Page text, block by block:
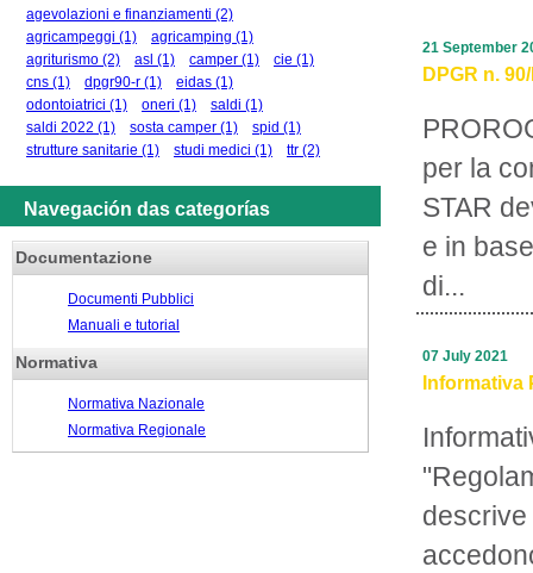
agevolazioni e finanziamenti (2)
agricampeggi (1) agricamping (1)
agriturismo (2) asl (1) camper (1) cie (1)
cns (1) dpgr90-r (1) eidas (1)
odontoiatrici (1) oneri (1) saldi (1)
saldi 2022 (1) sosta camper (1) spid (1)
strutture sanitarie (1) studi medici (1) ttr (2)
Navegación das categorías
Documentazione
Documenti Pubblici
Manuali e tutorial
Normativa
Normativa Nazionale
Normativa Regionale
DPGR n.
per la
STAR
e in
di...
21 September
Informativa
07 July 2021